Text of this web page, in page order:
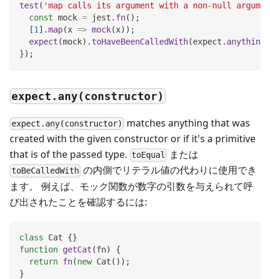
test ( 'map calls its argument with a non-null
const mock = jest . fn( ) ;
[1] .map(x => mock(x) ) ;
expect (mock) . toHaveBeenCalledWith(expect . anything
}) ;
expect.any(constructor)
expect.any(constructor)
matches anything that was
created with the given constructor or if it's a primitive
that is of the passed type. toEqual または
toBeCalledWith の内側でリテラル値の代わりに使用でき
ます。 例えば、モック関数が数字の引数を与えられて呼
び出されたことを確認するには:
class Cat {}
function getCat (fn)
{
return fn(new Cat ( ) ) ;
}